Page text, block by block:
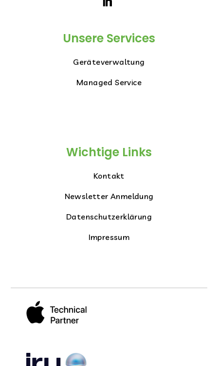
Unsere Services
Geräteverwaltung
Managed Service
Wichtige Links
Kontakt
Newsletter Anmeldung
Datenschutzerklärung
Impressum